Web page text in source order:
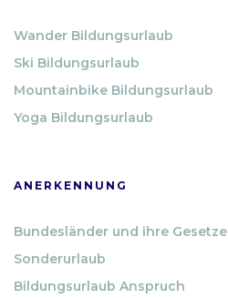
Wander Bildungsurlaub
Ski Bildungsurlaub
Mountainbike Bildungsurlaub
Yoga Bildungsurlaub
ANERKENNUNG
Bundesländer und ihre Gesetze
Sonderurlaub
Bildungsurlaub Anspruch